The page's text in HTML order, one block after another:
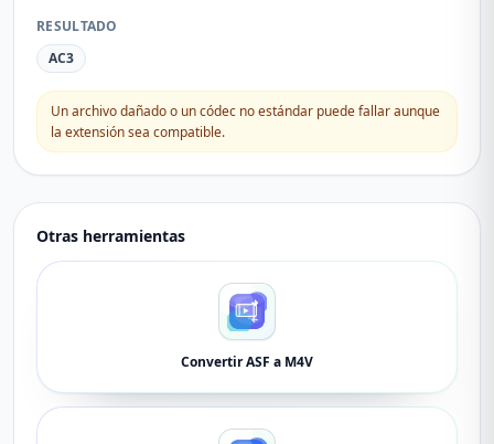
RESULTADO
AC3
Un archivo dañado o un códec no estándar puede fallar aunque
la extensión sea compatible.
Otras herramientas
Convertir ASF a M4V